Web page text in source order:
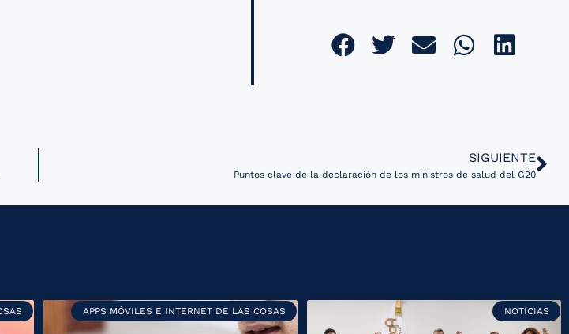
SIGUIENTE
Puntos clave de la declaración de los ministros de salud del G20
APPS MÓVILES E INTERNET DE LAS COSAS NOTICIAS